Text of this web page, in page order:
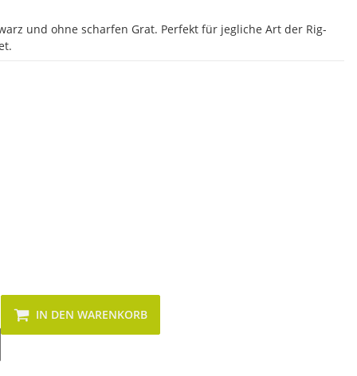
und ohne scharfen Grat. Perfekt für jegliche Art der Rig-
IN DEN WARENKORB